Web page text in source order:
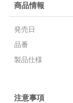
商品情報
発売日
品番
製品仕様
注意事項